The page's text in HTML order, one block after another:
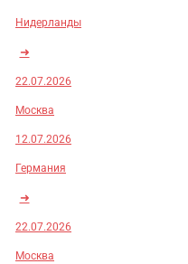
Нидерланды
➜
22.07.2026
Москва
12.07.2026
Германия
➜
22.07.2026
Москва